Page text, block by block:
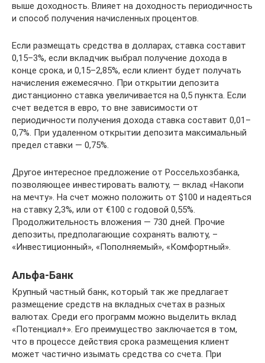
выше доходность. Влияет на доходность периодичность
и способ получения начисленных процентов.
Если размещать средства в долларах, ставка составит
0,15–3%, если вкладчик выбрал получение дохода в
конце срока, и 0,15–2,85%, если клиент будет получать
начисления ежемесячно. При открытии депозита
дистанционно ставка увеличивается на 0,5 пункта. Если
счет ведется в евро, то вне зависимости от
периодичности получения дохода ставка составит 0,01–
0,7%. При удаленном открытии депозита максимальный
предел ставки — 0,75%.
Другое интересное предложение от Россельхозбанка,
позволяющее инвестировать валюту, — вклад «Накопи
на мечту». На счет можно положить от $100 и надеяться
на ставку 2,3%, или от €100 с годовой 0,55%.
Продолжительность вложения — 730 дней. Прочие
депозиты, предполагающие сохранять валюту, –
«Инвестиционный», «Пополняемый», «Комфортный».
Альфа-Банк
Крупный частный банк, который так же предлагает
размещение средств на вкладных счетах в разных
валютах. Среди его программ можно выделить вклад
«Потенциал+». Его преимущество заключается в том,
что в процессе действия срока размещения клиент
может частично изымать средства со счета. При